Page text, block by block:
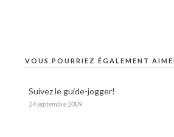
VOUS POURRIEZ ÉGALEMENT
Suivez le guide-jogger!
24 septembre 2009